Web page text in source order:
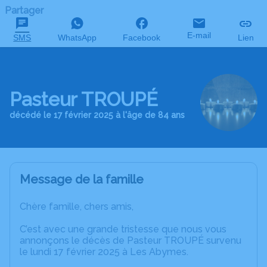
Partager
SMS WhatsApp Facebook E-mail Lien
Pasteur TROUPÉ
décédé le 17 février 2025 à l'âge de 84 ans
Message de la famille
Chère famille, chers amis,
C’est avec une grande tristesse que nous vous
annonçons le décès de Pasteur TROUPÉ survenu
le lundi 17 février 2025 à Les Abymes.